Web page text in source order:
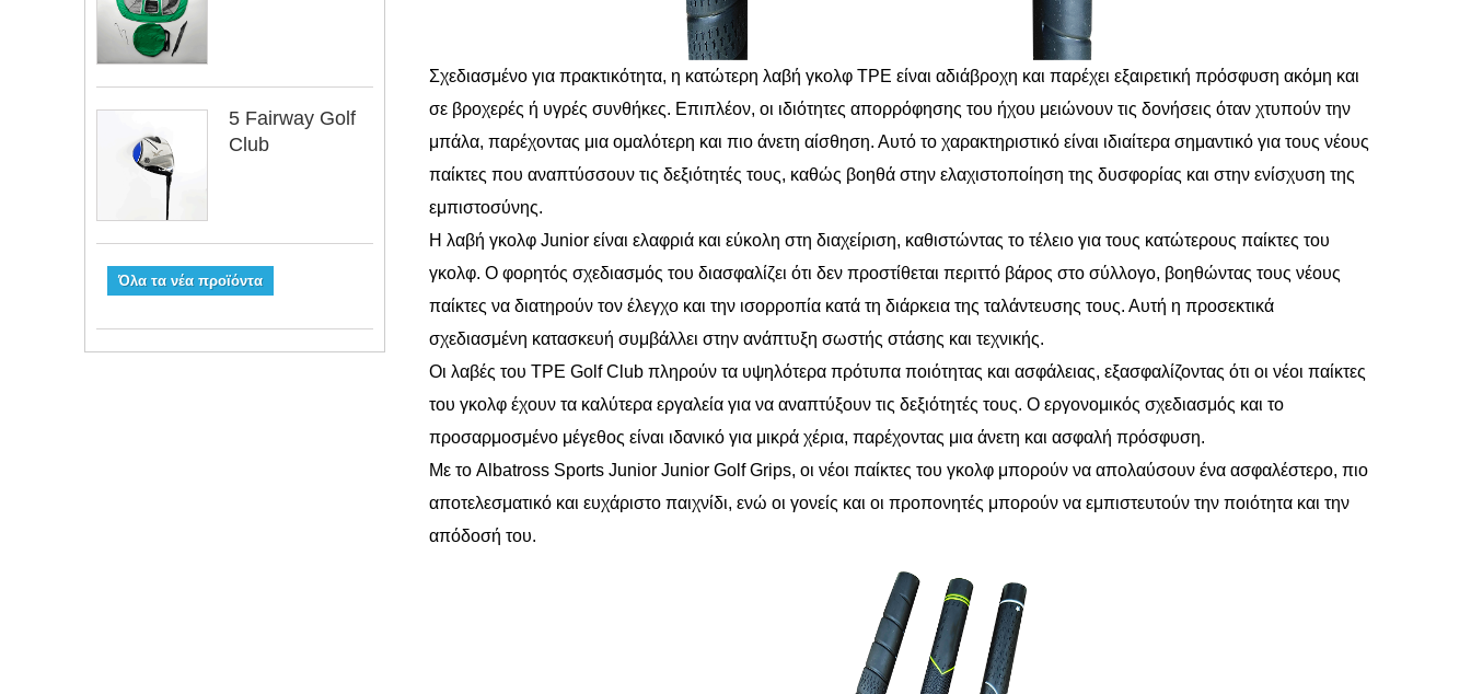
5 Fairway Golf
Club
Όλα τα νέα προϊόντα
Σχεδιασμένο για πρακτικότητα, η κατώτερη λαβή γκολφ TPE είναι αδιάβροχη και παρέχει εξαιρετική πρόσφυση ακόμη και
σε βροχερές ή υγρές συνθήκες. Επιπλέον, οι ιδιότητες απορρόφησης του ήχου μειώνουν τις δονήσεις όταν χτυπούν την
μπάλα, παρέχοντας μια ομαλότερη και πιο άνετη αίσθηση. Αυτό το χαρακτηριστικό είναι ιδιαίτερα σημαντικό για τους νέους
παίκτες που αναπτύσσουν τις δεξιότητές τους, καθώς βοηθά στην ελαχιστοποίηση της δυσφορίας και στην ενίσχυση της
εμπιστοσύνης.
Η λαβή γκολφ Junior είναι ελαφριά και εύκολη στη διαχείριση, καθιστώντας το τέλειο για τους κατώτερους παίκτες του
γκολφ. Ο φορητός σχεδιασμός του διασφαλίζει ότι δεν προστίθεται περιττό βάρος στο σύλλογο, βοηθώντας τους νέους
παίκτες να διατηρούν τον έλεγχο και την ισορροπία κατά τη διάρκεια της ταλάντευσης τους. Αυτή η προσεκτικά
σχεδιασμένη κατασκευή συμβάλλει στην ανάπτυξη σωστής στάσης και τεχνικής.
Οι λαβές του TPE Golf Club πληρούν τα υψηλότερα πρότυπα ποιότητας και ασφάλειας, εξασφαλίζοντας ότι οι νέοι παίκτες
του γκολφ έχουν τα καλύτερα εργαλεία για να αναπτύξουν τις δεξιότητές τους. Ο εργονομικός σχεδιασμός και το
προσαρμοσμένο μέγεθος είναι ιδανικό για μικρά χέρια, παρέχοντας μια άνετη και ασφαλή πρόσφυση.
Με το Albatross Sports Junior Junior Golf Grips, οι νέοι παίκτες του γκολφ μπορούν να απολαύσουν ένα ασφαλέστερο, πιο
αποτελεσματικό και ευχάριστο παιχνίδι, ενώ οι γονείς και οι προπονητές μπορούν να εμπιστευτούν την ποιότητα και την
απόδοσή του.